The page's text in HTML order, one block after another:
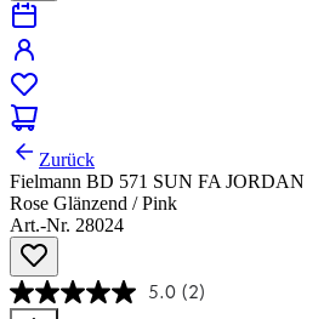
Zurück
Fielmann BD 571 SUN FA JORDAN
Rose Glänzend / Pink
Art.-Nr. 28024
5.0 (2)